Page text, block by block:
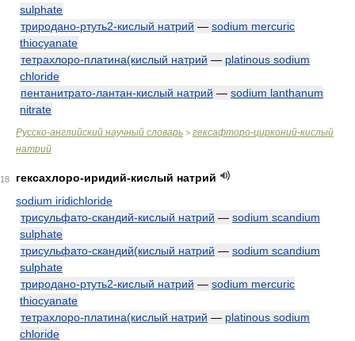
sulphate
триродано-ртуть2-кислый натрий — sodium mercuric
thiocyanate
тетрахлоро-платина(кислый натрий — platinous sodium
chloride
пентанитрато-лантан-кислый натрий — sodium lanthanum
nitrate
Русско-английский научный словарь > гексафторо-цирконий-кислый
натрий
18
гексахлоро-иридий-кислый натрий
sodium iridichloride
трисульфато-скандий-кислый натрий — sodium scandium
sulphate
трисульфато-скандий(кислый натрий — sodium scandium
sulphate
триродано-ртуть2-кислый натрий — sodium mercuric
thiocyanate
тетрахлоро-платина(кислый натрий — platinous sodium
chloride